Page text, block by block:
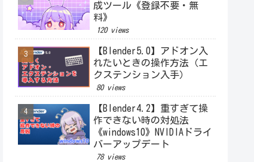
成ツール《登録不要・無
料》
120 views
【Blender5.0】アドオン入
れたいときの操作方法（エ
クステンション入手）
80 views
【Blender4.2】重すぎて操
作できない時の対処法
《windows10》NVIDIAドライ
バーアップデート
78 views